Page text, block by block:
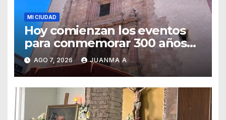
MI CIUDAD
Hoy comienzan los eventos
para conmemorar 300 años
del templo de San Roque
AGO 7, 2026 JUANMA A